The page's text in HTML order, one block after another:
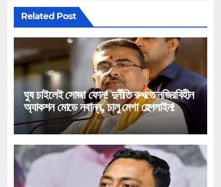
Related Post
ঘুষ চাইলেই সোজা ফোন! দুর্নীতি রুখতে নজিরবিহীন
অ্যাকশন মোডে নবান্ন, চালু মেগা হেল্পলাইন!